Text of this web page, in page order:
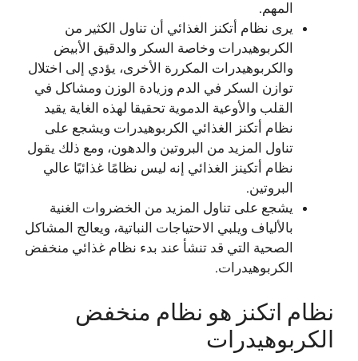
المهم.
يرى نظام أتكنز الغذائي أن تناول الكثير من
الكربوهيدرات وخاصة السكر والدقيق الأبيض
والكربوهيدرات المكررة الأخرى، يؤدي إلى اختلال
توازن السكر في الدم وزيادة الوزن ومشاكل في
القلب والأوعية الدموية تحقيقا لهذه الغاية يقيد
نظام أتكنز الغذائي الكربوهيدرات ويشجع على
تناول المزيد من البروتين والدهون، ومع ذلك يقول
نظام أتكينز الغذائي إنه ليس نظامًا غذائيًا عالي
البروتين.
يشجع على تناول المزيد من الخضروات الغنية
بالألياف ويلبي الاحتياجات النباتية، ويعالج المشاكل
الصحية التي قد تنشأ عند بدء نظام غذائي منخفض
الكربوهيدرات.
نظام اتكنز هو نظام منخفض
الكربوهيدرات